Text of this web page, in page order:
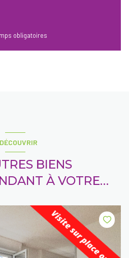
obligatoires
BIENS
À VOTRE